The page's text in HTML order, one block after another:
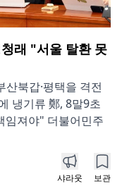
래 "서울 탈환 못
북갑·평택을 격전
냉기류 鄭, 8말9초
임져야" 더불어민주
샤라웃 보관